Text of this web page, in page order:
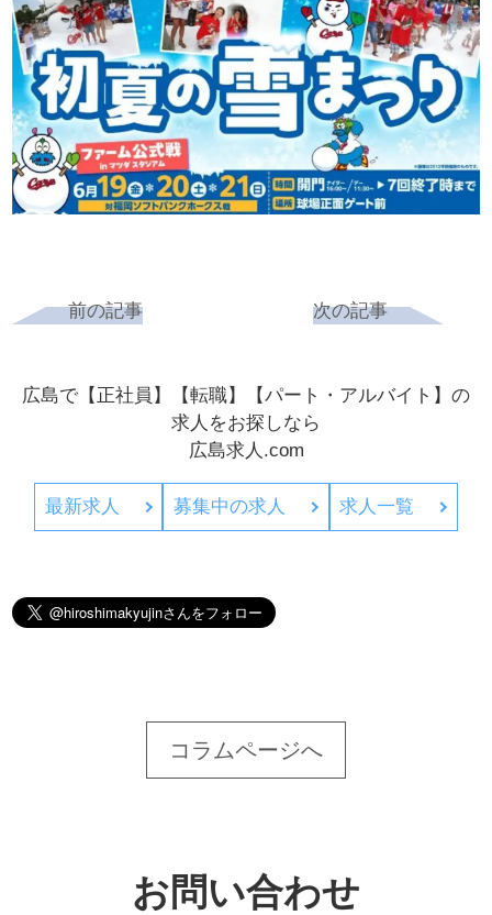
前の記事 次の記事
広島で【正社員】【転職】【パート・アルバイト】の
求人をお探しなら
広島求人.com
最新求人 募集中の求人 求人一覧
コラムページへ
お問い合わせ